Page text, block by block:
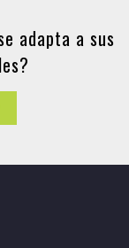
adapta a sus